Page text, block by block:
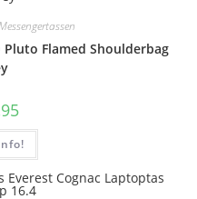
Flamed Shoulderbag